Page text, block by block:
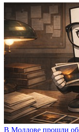
В Молдове прошли